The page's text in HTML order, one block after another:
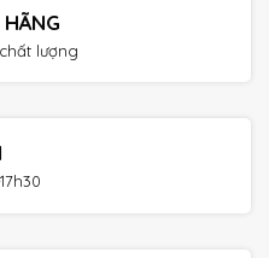
lượng